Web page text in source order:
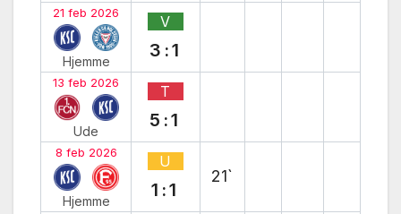
21 feb 2026
Hjemme
V
3:1
13 feb 2026
Ude
T
5:1
8 feb 2026
Hjemme
U
1:1
21`